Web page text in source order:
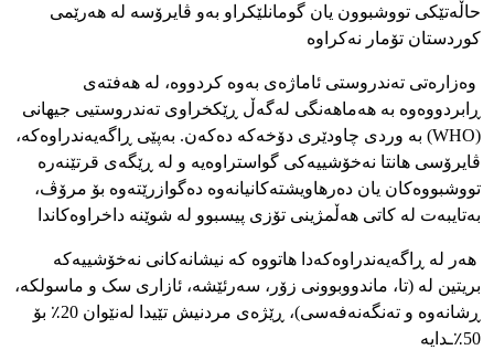
حاڵەتێکی تووشبوون یان گومانلێکراو بەو ڤایرۆسە لە هەرێمی
کوردستان تۆمار نەکراوە
وەزارەتی تەندروستی ئاماژەی بەوە کردووە، لە هەفتەی
ڕابردووەوە بە هەماهەنگی لەگەڵ ڕێکخراوی تەندروستیی جیهانی
(WHO) بە وردی چاودێری دۆخەکە دەکەن. بەپێی ڕاگەیەندراوەکە،
ڤایرۆسی هانتا نەخۆشییەکی گواستراوەیە و لە ڕێگەی قرتێنەرە
تووشبووەکان یان دەرهاویشتەکانیانەوە دەگوازرێتەوە بۆ مرۆڤ،
بەتایبەت لە کاتی هەڵمژینی تۆزی پیسبوو لە شوێنە داخراوەکاندا
هەر لە ڕاگەیەندراوەکەدا هاتووە کە نیشانەکانی نەخۆشییەکە
بریتین لە (تا، ماندووبوونی زۆر، سەرئێشە، ئازاری سک و ماسولکە،
ڕشانەوە و تەنگەنەفەسی)، ڕێژەی مردنیش تێیدا لەنێوان 20٪ بۆ
50٪ـدایە